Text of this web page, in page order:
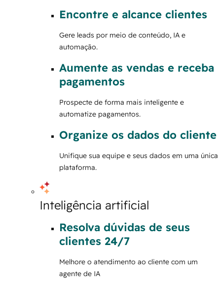
Encontre e alcance clientes
Gere leads por meio de conteúdo, IA e
automação.
Aumente as vendas e receba
pagamentos
Prospecte de forma mais inteligente e
automatize pagamentos.
Organize os dados do cliente
Unifique sua equipe e seus dados em uma única
plataforma.
Inteligência artificial
Resolva dúvidas de seus
clientes 24/7
Melhore o atendimento ao cliente com um
agente de IA